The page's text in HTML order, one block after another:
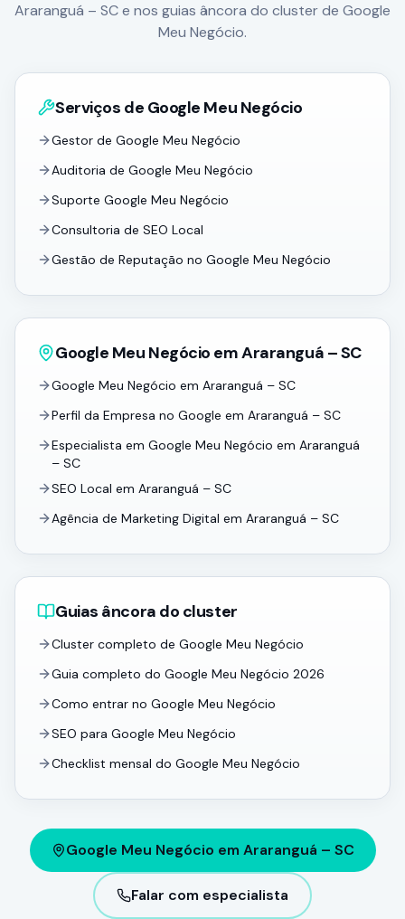
Araranguá – SC e nos guias âncora do cluster de Google
Meu Negócio.
Serviços de Google Meu Negócio
Gestor de Google Meu Negócio
Auditoria de Google Meu Negócio
Suporte Google Meu Negócio
Consultoria de SEO Local
Gestão de Reputação no Google Meu Negócio
Google Meu Negócio em Araranguá – SC
Google Meu Negócio em Araranguá – SC
Perfil da Empresa no Google em Araranguá – SC
Especialista em Google Meu Negócio em Araranguá
– SC
SEO Local em Araranguá – SC
Agência de Marketing Digital em Araranguá – SC
Guias âncora do cluster
Cluster completo de Google Meu Negócio
Guia completo do Google Meu Negócio 2026
Como entrar no Google Meu Negócio
SEO para Google Meu Negócio
Checklist mensal do Google Meu Negócio
Google Meu Negócio em Araranguá – SC
Falar com especialista